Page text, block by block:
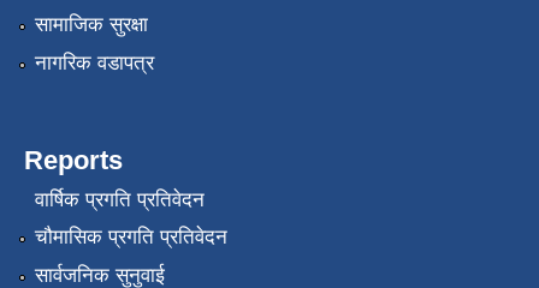
सामाजिक सुरक्षा
नागरिक वडापत्र
Reports
वार्षिक प्रगति प्रतिवेदन
चौमासिक प्रगति प्रतिवेदन
सार्वजनिक सुनुवाई